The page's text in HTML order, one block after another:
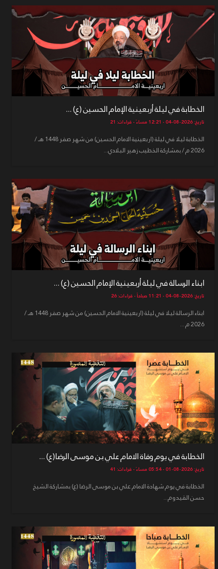
الخطابة في ليلة أربعينية الإمام الحسين (ع) ...
تاريخ: 2026-08-04 - 12:21 مساءً - قراءات: 21
الخطابة ليلا في ليلة (اربعينية الامام الحسين) من شهر صفر 1448 هـ /
2026 م / بمشاركة الخطيب زهير البلادي...
ابناء الرسالة في ليلة أربعينية الإمام الحسين (ع) ...
تاريخ: 2026-08-04 - 11:21 صباحاً - قراءات: 26
ابناء الرسالة ليلا في ليلة (اربعينية الامام الحسين) من شهر صفر 1448 هـ /
2026 م ...
الخطابة في يوم وفاة الامام علي بن موسى الرضا(ع) ...
تاريخ: 2026-08-01 - 05:54 مساءً - قراءات: 41
الخطابة في يوم شهادة الامام علي بن موسى الرضا (ع) بمشاركة الشيخ
حسن القيدوم...